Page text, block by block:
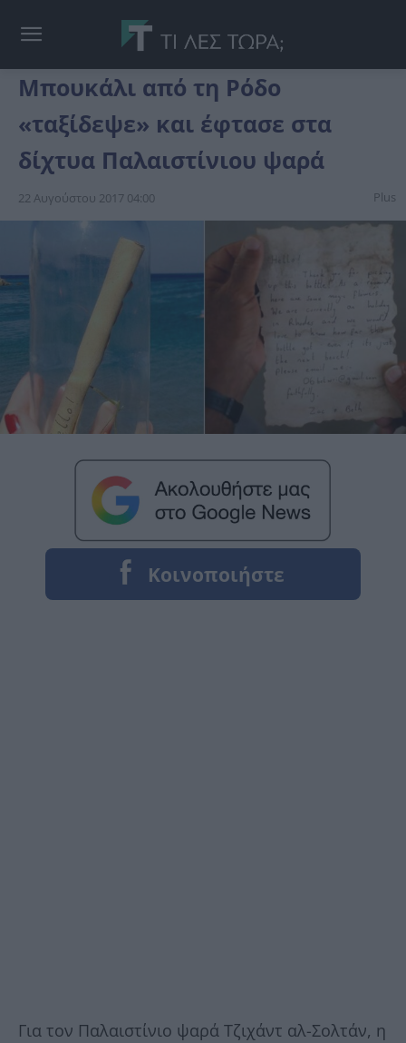
Μπουκάλι από τη Ρόδο
«ταξίδεψε» και έφτασε στα
δίχτυα Παλαιστίνιου ψαρά
22 Αυγούστου 2017 04:00 Plus
Για τον Παλαιστίνιο ψαρά Τζιχάντ αλ-Σολτάν, η